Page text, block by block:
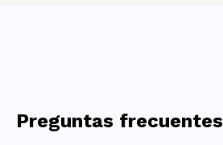
Preguntas frecuentes